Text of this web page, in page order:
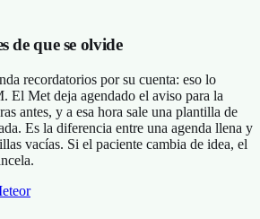
de que se olvide
recordatorios por su cuenta: eso lo
El Met deja agendado el aviso para la
antes, y a esa hora sale una plantilla de
Es la diferencia entre una agenda llena y
vacías. Si el paciente cambia de idea, el